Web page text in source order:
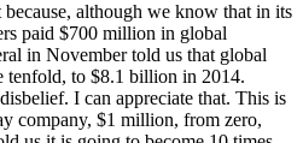
because, although we know that in its
paid $700 million in global
in November told us that global
tenfold, to $8.1 billion in 2014.
I can appreciate that. This is
company, $1 million, from zero,